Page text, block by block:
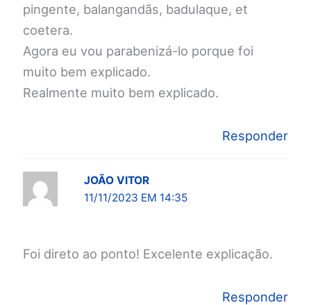
pingente, balangandãs, badulaque, et
coetera.
Agora eu vou parabenizá-lo porque foi
muito bem explicado.
Realmente muito bem explicado.
Responder
JOÃO VITOR
11/11/2023 EM 14:35
Foi direto ao ponto! Excelente explicação.
Responder